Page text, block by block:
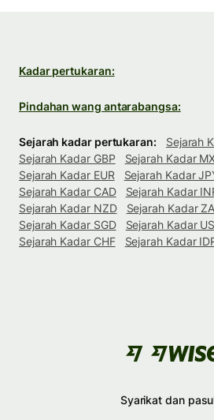
Kadar pertukaran:
Pindahan wang antarabangsa:
Sejarah kadar pertukaran:
Sejarah
Sejarah Kadar GBP
Sejarah Kadar
Sejarah Kadar EUR
Sejarah Kadar
Sejarah Kadar CAD
Sejarah Kadar
Sejarah Kadar NZD
Sejarah Kadar
Sejarah Kadar SGD
Sejarah Kadar
Sejarah Kadar CHF
Sejarah Kadar
Syarikat dan